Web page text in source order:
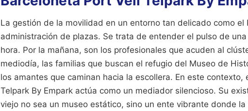
La gestión de la movilidad en un entorno tan delicado como el
administración de plazas. Se trata de entender el pulso de
hora. Por la mañana, son los profesionales que acuden al
mediodía, las familias que buscan el refugio del Museo de
los amantes que caminan hacia la escollera. En este contexto,
Telpark By Empark actúa como un mediador silencioso. Su
viejo no sea un museo estático, sino un ente vibrante donde